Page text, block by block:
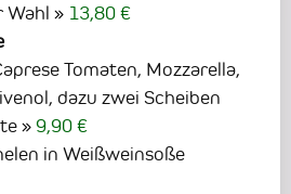
Wahl
13,80 €
Tomaten, Mozzarella,
dazu zwei Scheiben
9,90 €
in Weißweinsoße